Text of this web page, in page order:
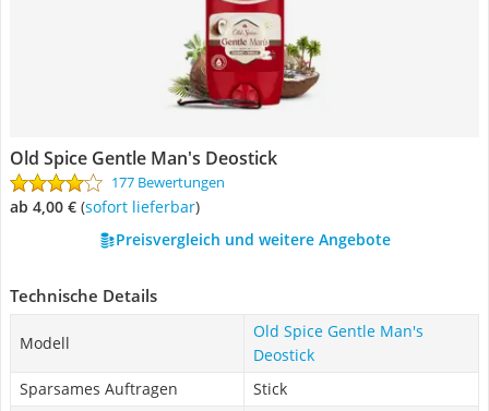
Old Spice Gentle Man's Deostick
177 Bewertungen
ab 4,00 € ( Sofort lieferbar)
Preisvergleich und weitere Angebote
Technische Details
Modell
Old Spice Gentle Man's
Deostick
Sparsames Auftragen
Stick